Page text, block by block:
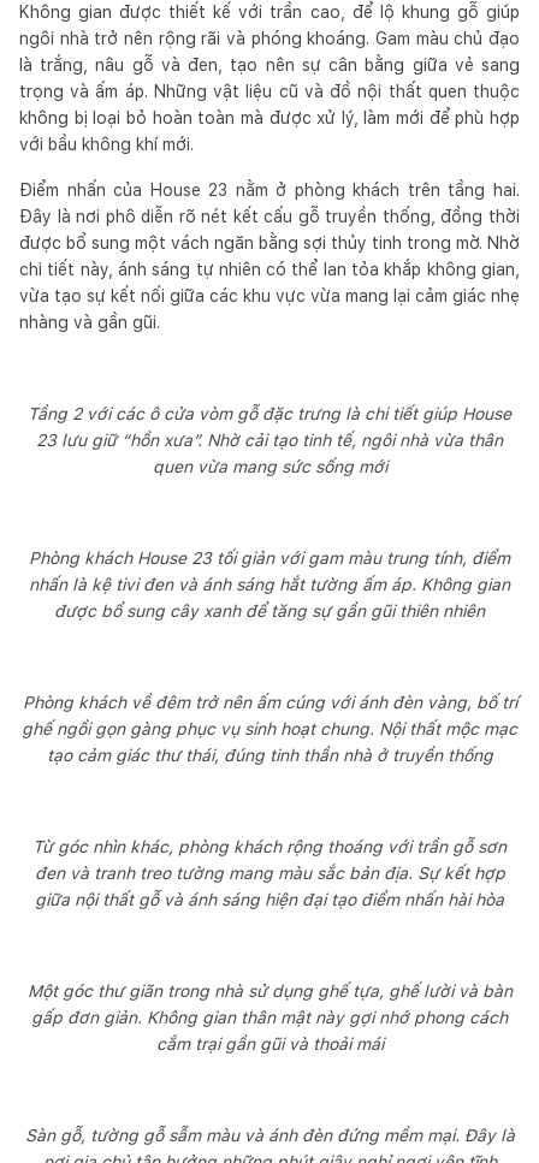
Không gian được thiết kế với trần cao, để lộ khung gỗ giúp
ngôi nhà trở nên rộng rãi và phóng khoáng. Gam màu chủ đạo
là trắng, nâu gỗ và đen, tạo nên sự cân bằng giữa vẻ sang
trọng và ấm áp. Những vật liệu cũ và đồ nội thất quen thuộc
không bị loại bỏ hoàn toàn mà được xử lý, làm mới để phù hợp
với bầu không khí mới.
Điểm nhấn của House 23 nằm ở phòng khách trên tầng hai.
Đây là nơi phô diễn rõ nét kết cấu gỗ truyền thống, đồng thời
được bổ sung một vách ngăn bằng sợi thủy tinh trong mờ. Nhờ
chi tiết này, ánh sáng tự nhiên có thể lan tỏa khắp không gian,
vừa tạo sự kết nối giữa các khu vực vừa mang lại cảm giác nhẹ
nhàng và gần gũi.
Tầng 2 với các ô cửa vòm gỗ đặc trưng là chi tiết giúp House
23 lưu giữ “hồn xưa”. Nhờ cải tạo tinh tế, ngôi nhà vừa thân
quen vừa mang sức sống mới
Phòng khách House 23 tối giản với gam màu trung tính, điểm
nhấn là kệ tivi đen và ánh sáng hắt tường ấm áp. Không gian
được bổ sung cây xanh để tăng sự gần gũi thiên nhiên
Phòng khách về đêm trở nên ấm cúng với ánh đèn vàng, bố trí
ghế ngồi gọn gàng phục vụ sinh hoạt chung. Nội thất mộc mạc
tạo cảm giác thư thái, đúng tinh thần nhà ở truyền thống
Từ góc nhìn khác, phòng khách rộng thoáng với trần gỗ sơn
đen và tranh treo tường mang màu sắc bản địa. Sự kết hợp
giữa nội thất gỗ và ánh sáng hiện đại tạo điểm nhấn hài hòa
Một góc thư giãn trong nhà sử dụng ghế tựa, ghế lười và bàn
gấp đơn giản. Không gian thân mật này gợi nhớ phong cách
cắm trại gần gũi và thoải mái
Sàn gỗ, tường gỗ sẫm màu và ánh đèn đứng mềm mại. Đây là